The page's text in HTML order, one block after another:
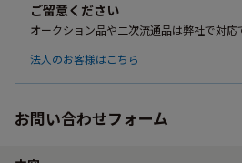
ご留意ください
オークション品や二次流通品は弊社で対応
法人のお客様はこちら
お問い合わせフォーム